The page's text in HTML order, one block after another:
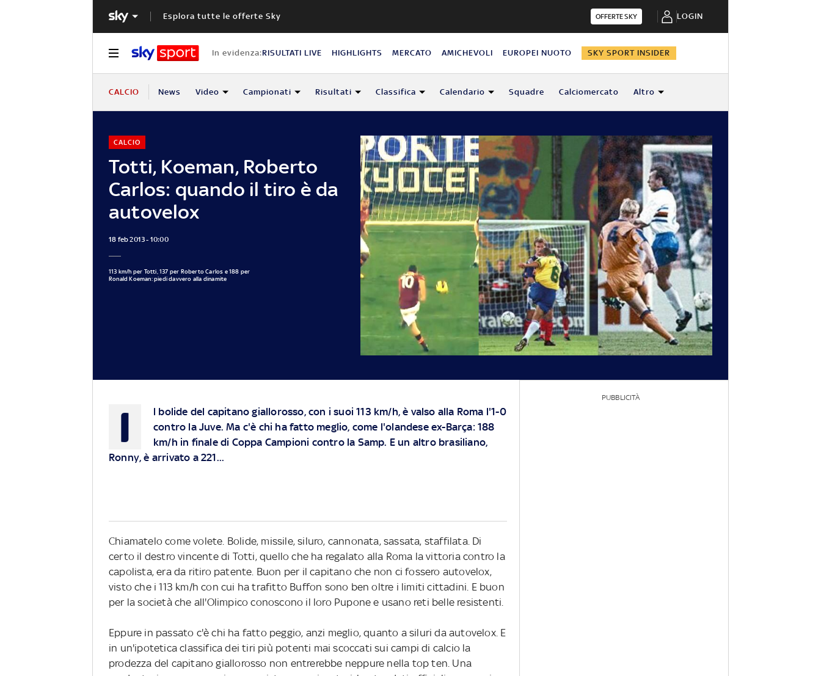
Esplora tutte le offerte Sky OFFERTE SKY LOGIN
In evidenza:RISULTATI LIVE HIGHLIGHTS MERCATO AMICHEVOLI EUROPEI NUOTO SKY SPORT INSIDER
CALCIO News Video Campionati Risultati Classifica Calendario Squadre Calciomercato Altro
Totti, Koeman, Roberto
Carlos: quando il tiro è da
autovelox
CALCIO
18 feb 2013 - 10:00
113 km/h per Totti, 137 per Roberto Carlos e 188 per
Ronald Koeman: piedi davvero alla dinamite
I
l bolide del capitano giallorosso, con i suoi 113 km/h, è valso alla Roma l'1-0
contro la Juve. Ma c'è chi ha fatto meglio, come l'olandese ex-Barça: 188
km/h in finale di Coppa Campioni contro la Samp. E un altro brasiliano,
Ronny, è arrivato a 221...
Chiamatelo come volete. Bolide, missile, siluro, cannonata, sassata, staffilata. Di
certo il destro vincente di Totti, quello che ha regalato alla Roma la vittoria contro la
capolista, era da ritiro patente. Buon per il capitano che non ci fossero autovelox,
visto che i 113 km/h con cui ha trafitto Buffon sono ben oltre i limiti cittadini. E buon
per la società che all'Olimpico conoscono il loro Pupone e usano reti belle resistenti.
Eppure in passato c'è chi ha fatto peggio, anzi meglio, quanto a siluri da autovelox. E
in un'ipotetica classifica dei tiri più potenti mai scoccati sui campi di calcio la
prodezza del capitano giallorosso non entrerebbe neppure nella top ten. Una
PUBBLICITÀ